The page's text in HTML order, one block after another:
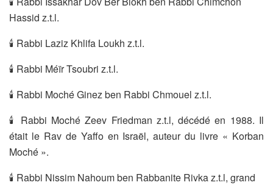
Hassid z.t.l.
🕯 Rabbi Laziz Khlifa Loukh z.t.l.
🕯 Rabbi Méïr Tsoubri z.t.l.
🕯 Rabbi Moché Ginez ben Rabbi Chmouel z.t.l.
🕯 Rabbi Moché Zeev Friedman z.t.l, décédé en 1988. Il
était le Rav de Yaffo en Israël, auteur du livre « Korban
Moché ».
🕯 Rabbi Nissim Nahoum ben Rabbanite Rivka z.t.l, grand